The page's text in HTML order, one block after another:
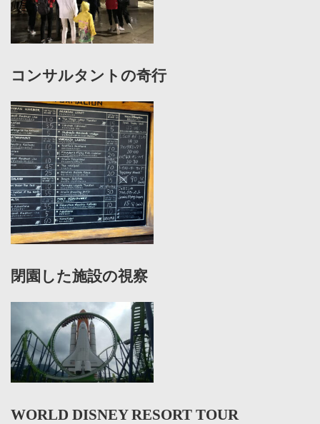
コンサルタントの奇行
閉園した施設の視察
WORLD DISNEY RESORT TOUR